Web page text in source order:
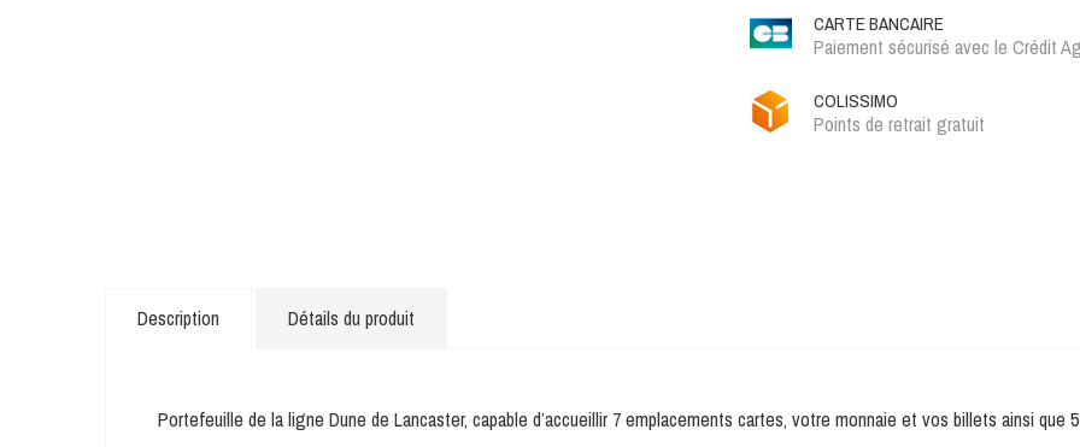
CARTE BANCAIRE
Paiement sécurisé avec le Crédit
COLISSIMO
Points de retrait gratuit
Description Détails du produit
Portefeuille de la ligne Dune de Lancaster, capable d’accueillir 7 emplacements cartes, votre monnaie et vos billets ainsi que